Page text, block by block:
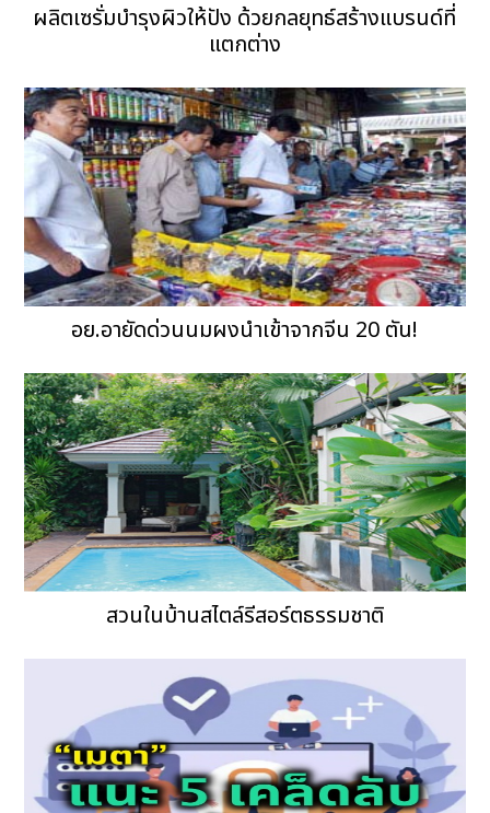
ผลิตเซรั่มบำรุงผิวให้ปัง ด้วยกลยุทธ์สร้างแบรนด์ที่
แตกต่าง
อย.อายัดด่วนนมผงนำเข้าจากจีน 20 ตัน!
สวนในบ้านสไตล์รีสอร์ตธรรมชาติ